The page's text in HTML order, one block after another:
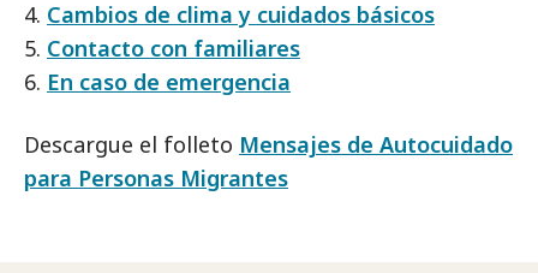
4. Cambios de clima y cuidados básicos
5. Contacto con familiares
6. En caso de emergencia
Descargue el folleto Mensajes de Autocuidado
para Personas Migrantes